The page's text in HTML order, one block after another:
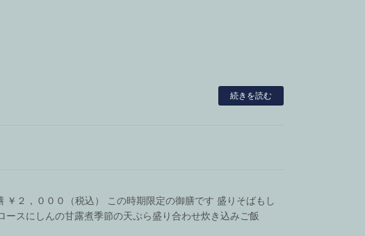
続きを読む
２，０００（税込） この時期限定の御膳です 盛りそばもし
ースにしんの甘露煮季節の天ぷら盛り合わせ炊き込みご飯